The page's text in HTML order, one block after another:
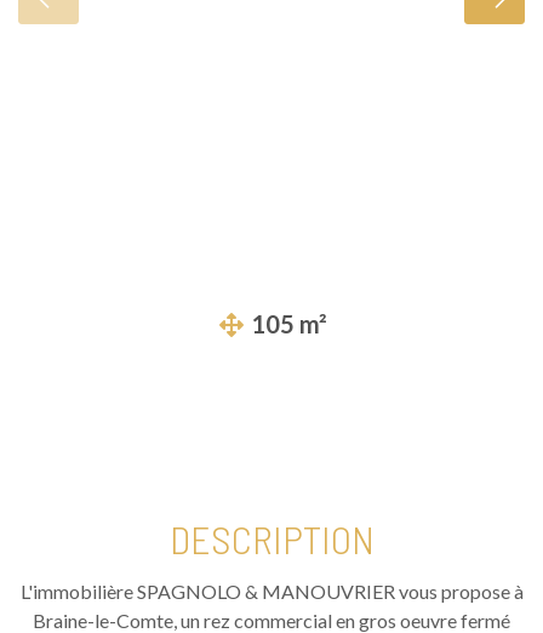
105 m²
DESCRIPTION
L'immobilière SPAGNOLO & MANOUVRIER vous propose à
Braine-le-Comte, un rez commercial en gros oeuvre fermé